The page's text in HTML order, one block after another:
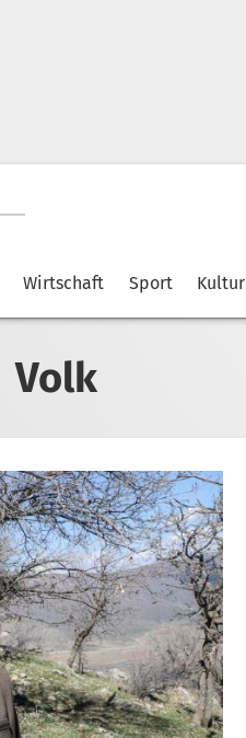
Wirtschaft Sport Kultur
Volk